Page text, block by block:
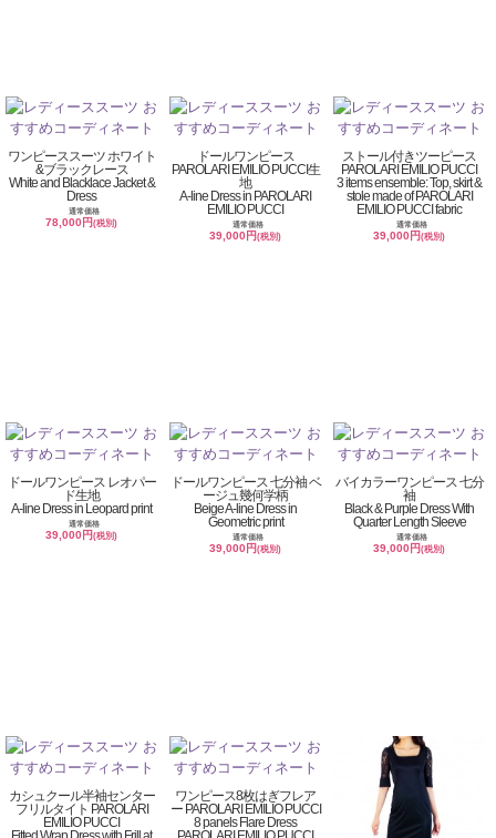
ワンピーススーツ ホワイト
&ブラックレース
White and Blacklace Jacket &
Dress
通常価格
78,000円(税別)
ドールワンピース
PAROLARI EMILIO PUCCI生
地
A-line Dress in PAROLARI
EMILIO PUCCI
通常価格
39,000円(税別)
ストール付きツーピース
PAROLARI EMILIO PUCCI
3 items ensemble: Top, skirt &
stole made of PAROLARI
EMILIO PUCCI fabric
通常価格
39,000円(税別)
ドールワンピース レオパー
ド生地
A-line Dress in Leopard print
通常価格
39,000円(税別)
ドールワンピース 七分袖 ベ
ージュ幾何学柄
Beige A-line Dress in
Geometric print
通常価格
39,000円(税別)
バイカラーワンピース 七分
袖
Black & Purple Dress With
Quarter Length Sleeve
通常価格
39,000円(税別)
カシュクール半袖センター
フリルタイト PAROLARI
EMILIO PUCCI
ワンピース8枚はぎフレア
ー PAROLARI EMILIO PUCCI
8 panels Flare Dress